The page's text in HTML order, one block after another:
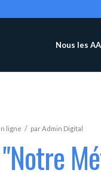
Nous les AA
ligne / parAdmin Digital